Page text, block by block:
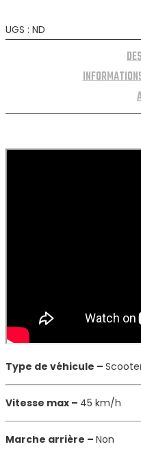
UGS : ND
Type de véhicule –
Vitesse max – 45 km/h
Marche arrière – Non